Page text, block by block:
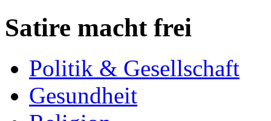
Satire macht frei
Politik & Gesellschaft
Gesundheit